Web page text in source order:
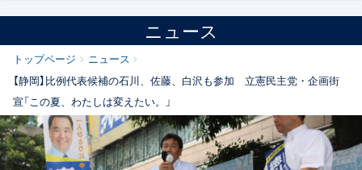
ニュース
トップページ
ニュース
【静岡】比例代表候補の石川、佐藤、白沢も参加 立憲民主党・企画街
宣「この夏、わたしは変えたい。」